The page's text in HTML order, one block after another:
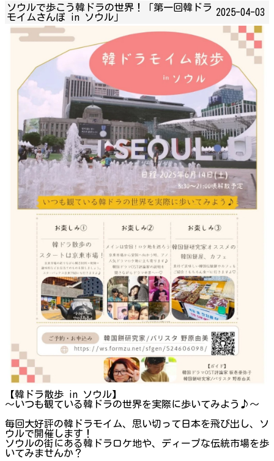
ソウルで歩こう韓ドラの世界！「第一回韓ドラ
モイムさんぽ in ソウル」
2025-04-03
【韓ドラ散歩 in ソウル】
～いつも観ている韓ドラの世界を実際に歩いてみよう♪～
毎回大好評の韓ドラモイム、思い切って日本を飛び出し、ソ
ウルで開催します！
ソウルの街にある韓ドラロケ地や、ディープな伝統市場を歩
いてみませんか？